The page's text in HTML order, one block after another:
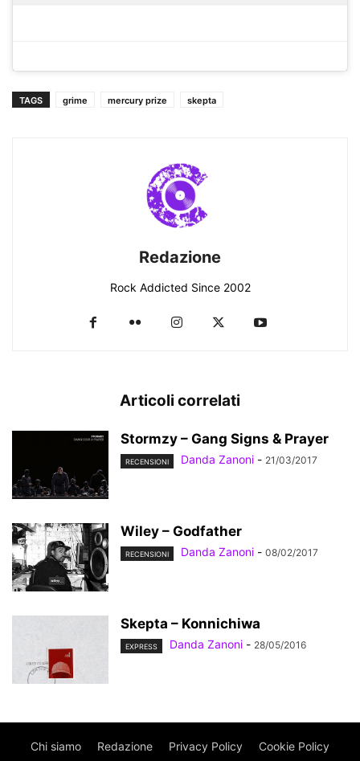
TAGS grime mercury prize skepta
Redazione
Rock Addicted Since 2002
Articoli correlati
Stormzy – Gang Signs & Prayer
RECENSIONI Danda Zanoni - 21/03/2017
Wiley – Godfather
RECENSIONI Danda Zanoni - 08/02/2017
Skepta – Konnichiwa
EXPRESS Danda Zanoni - 28/05/2016
Chi siamo Redazione Privacy Policy Cookie Policy